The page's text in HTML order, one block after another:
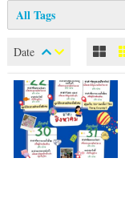
All Tags
Date